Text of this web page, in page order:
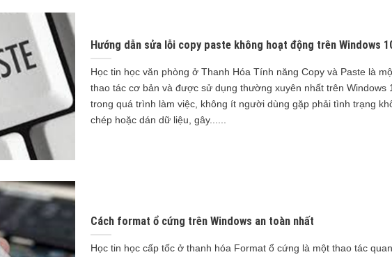
Hướng dẫn sửa lỗi copy paste không hoạt động trên Windows
Học tin học văn phòng ở Thanh Hóa Tính năng Copy và Paste là
thao tác cơ bản và được sử dụng thường xuyên nhất trên Windows
trong quá trình làm việc, không ít người dùng gặp phải tình trạng
chép hoặc dán dữ liệu, gây......
Cách format ổ cứng trên Windows an toàn nhất
Học tin học cấp tốc ở thanh hóa Format ổ cứng là một thao tác